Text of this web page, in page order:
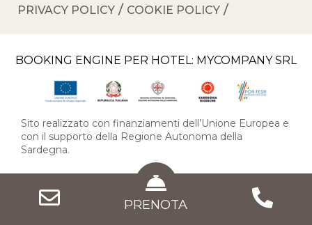
PRENOTA
PRIVACY POLICY
COOKIE POLICY
BOOKING ENGINE PER HOTEL: MYCOMPANY SRL
Sito realizzato con finanziamenti dell’Unione Europea e
con il supporto della Regione Autonoma della
Sardegna.